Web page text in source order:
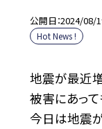
公開日 2024/08/
Hot News !
地震が最近
被害にあって
今日は地震